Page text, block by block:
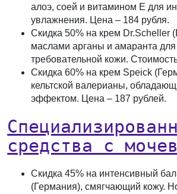
алоэ, соей и витамином Е для
увлажнения. Цена – 184 рубля.
Скидка 50% на крем Dr.Scheller
маслами арганы и амаранта для
требовательной кожи.
Скидка 60% на крем Speick
кельтской валерианы,
эффектом. Цена – 187 рублей.
средства с
Скидка 45% на интенсивный
(Германия), смягчающий кожу.